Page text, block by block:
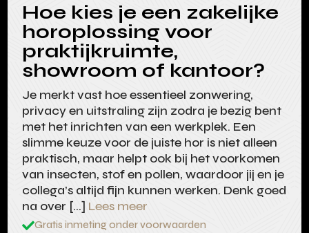
Hoe kies je een zakelijke
horoplossing voor
praktijkruimte,
showroom of kantoor?
Je merkt vast hoe essentieel zonwering,
privacy en uitstraling zijn zodra je bezig bent
met het inrichten van een werkplek. Een
slimme keuze voor de juiste hor is niet alleen
praktisch, maar helpt ook bij het voorkomen
van insecten, stof en pollen, waardoor jij en je
collega’s altijd fijn kunnen werken. Denk goed
na over […] Lees meer
Gratis inmeting onder voorwaarden